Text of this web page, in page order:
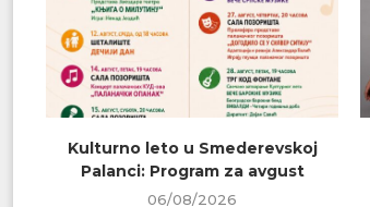
Kulturno leto u Smederevskoj
Palanci: Program za avgust
06/08/2026